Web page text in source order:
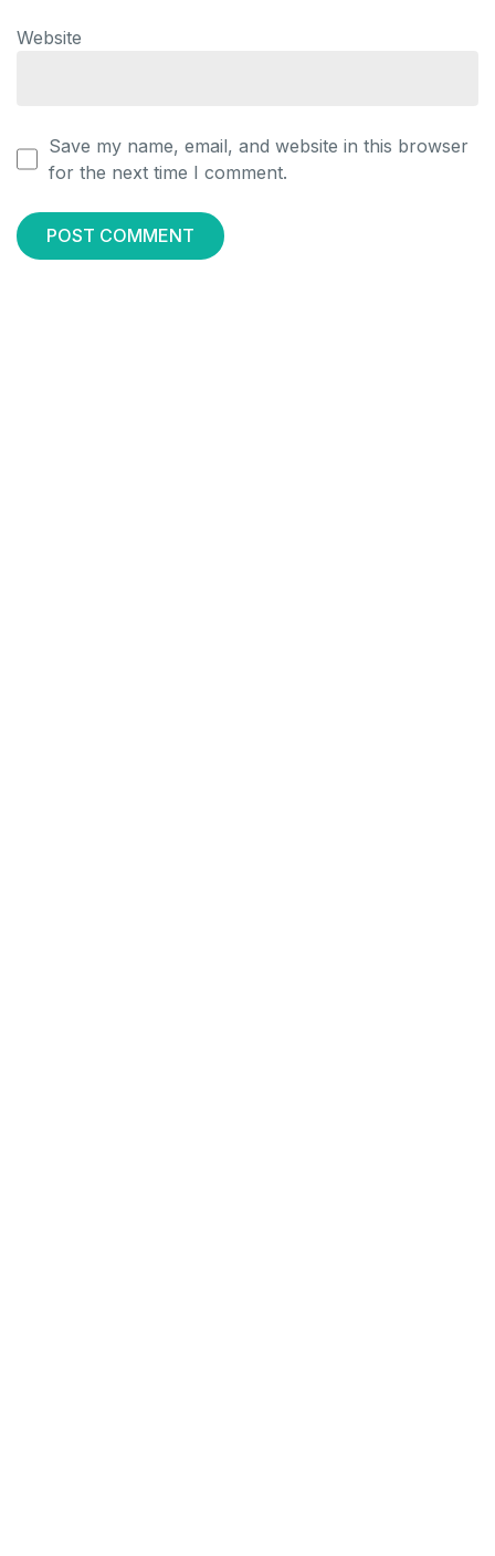
Website
Save my name, email, and website in this browser
for the next time I comment.